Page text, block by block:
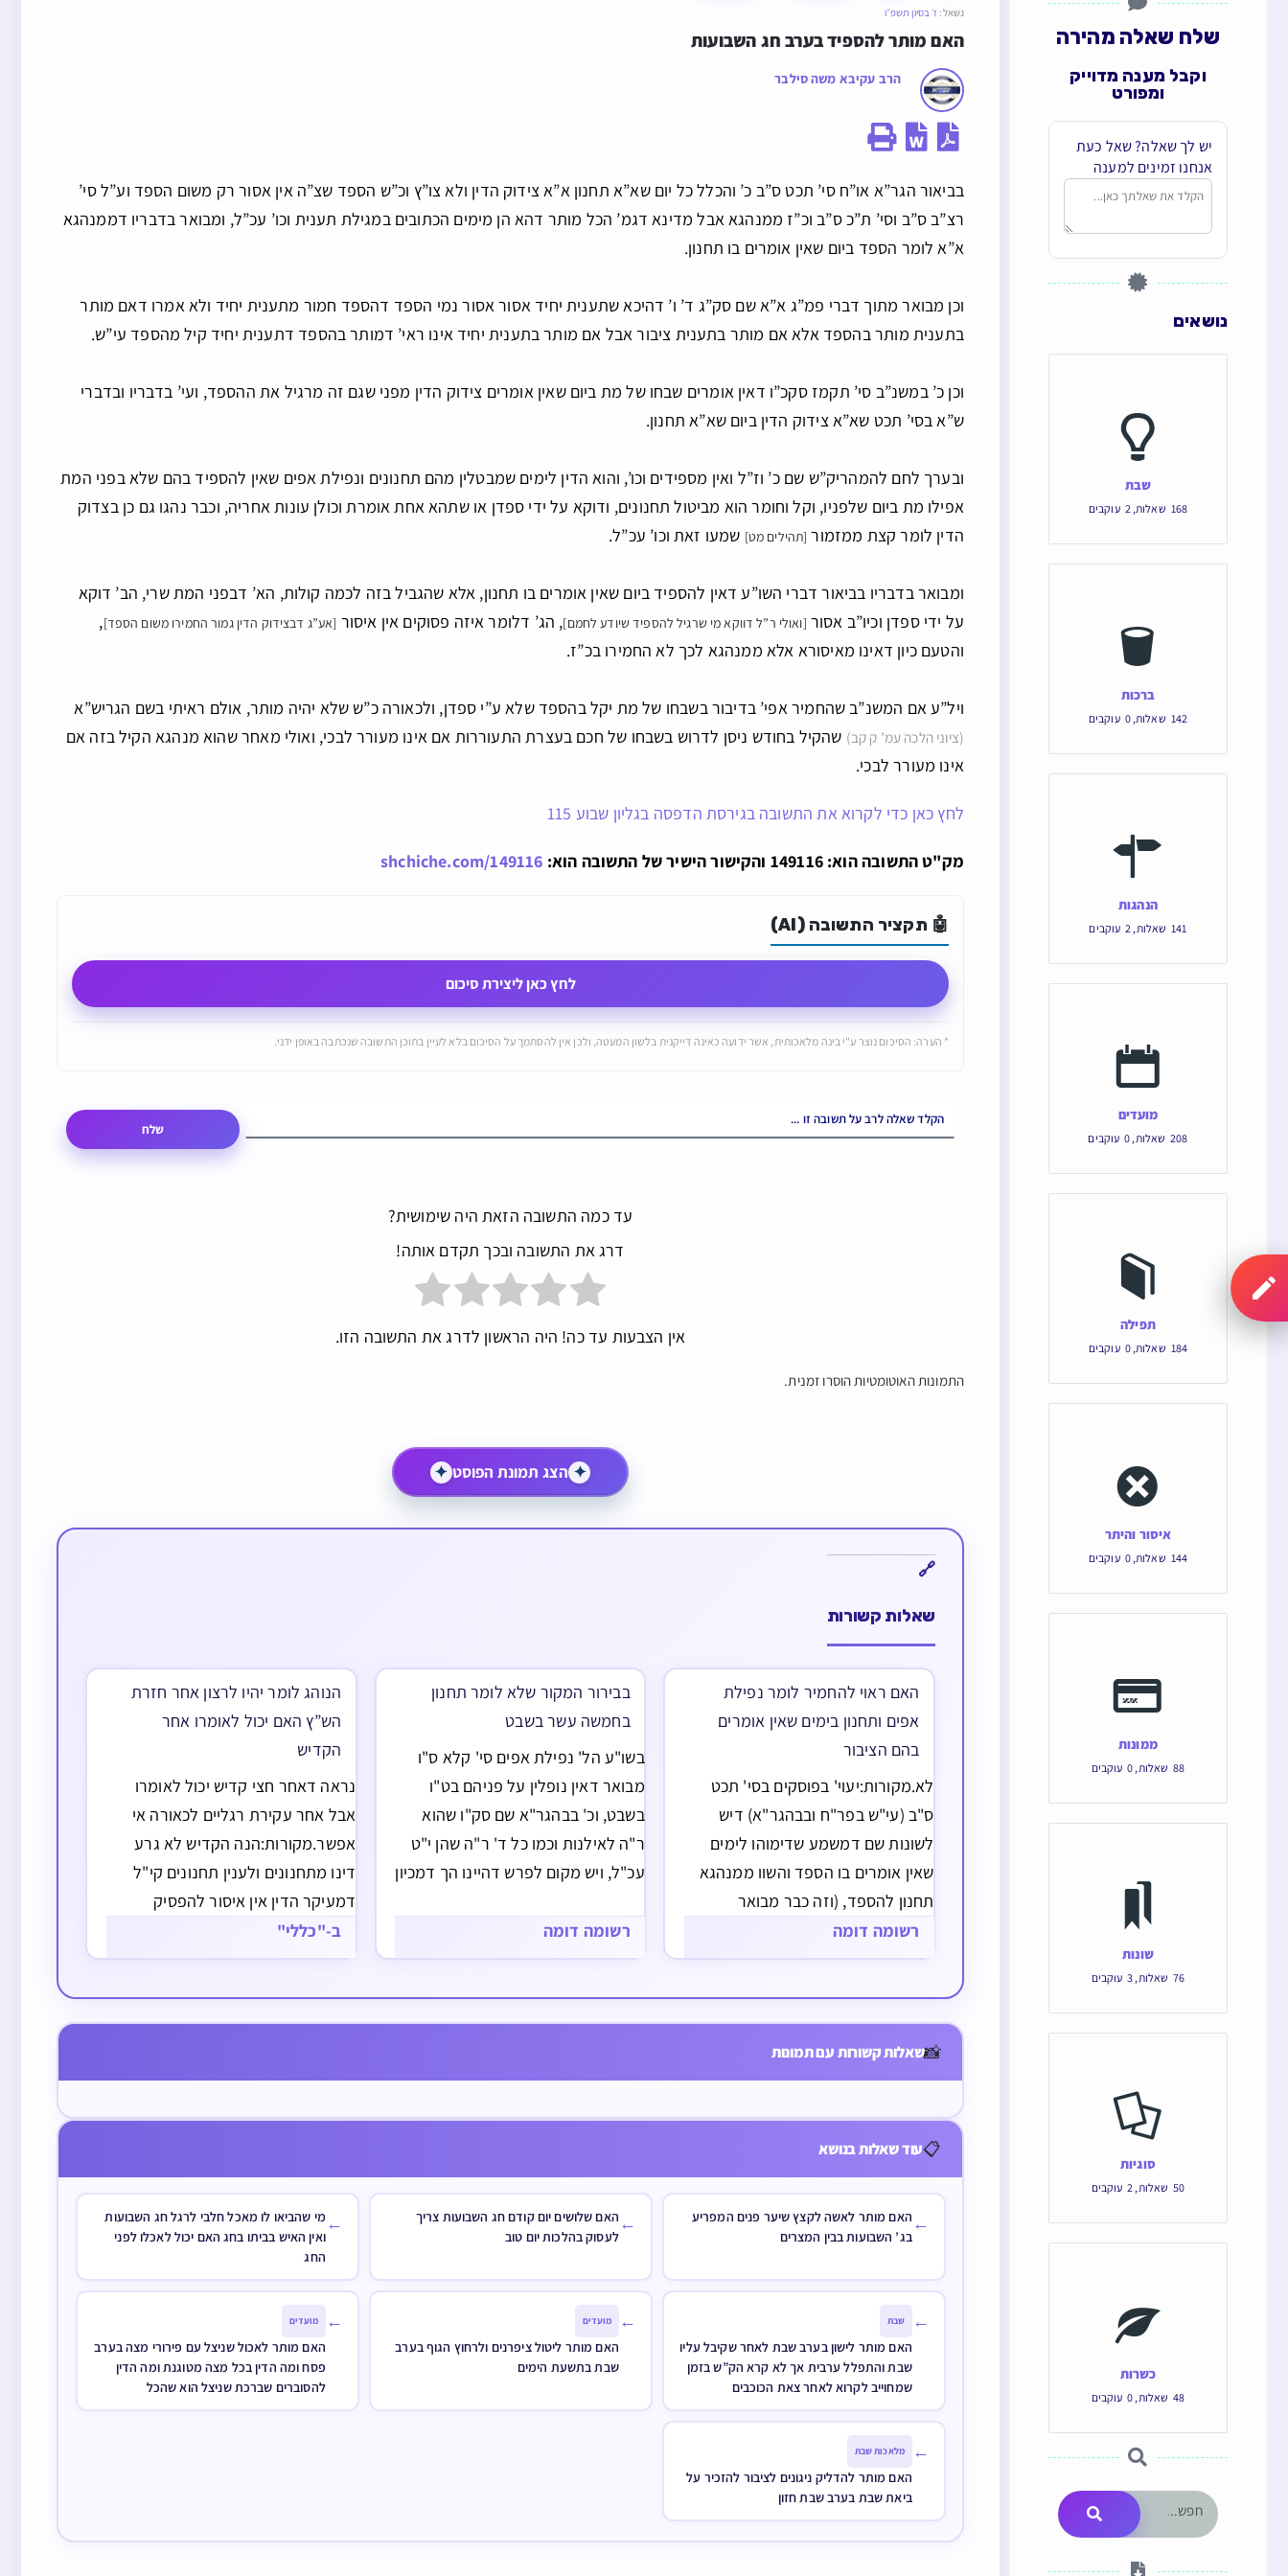
נשאל: ז׳ בסיון תשפ״ו
האם מותר להספיד בערב חג השבועות
הרב עקיבא משה סילבר
בביאור הגר”א או”ח סי’ תכט ס”ב כ’ והכלל כל יום שא”א תחנון א”א צידוק הדין ולא צו”ץ וכ”ש הספד שצ”ה אין אסור רק משום הספד וע”ל סי’
רצ”ב ס”ב וסי’ ת”כ ס”ב וכ”ז ממנהגא אבל מדינא דגמ’ הכל מותר דהא הן מימים הכתובים במגילת תענית וכו’ עכ”ל, ומבואר בדבריו דממנהגא
א”א לומר הספד ביום שאין אומרים בו תחנון.
וכן מבואר מתוך דברי פמ”ג א”א שם סק”ג ד’ ו’ דהיכא שתענית יחיד אסור אסור נמי הספד דהספד חמור מתענית יחיד ולא אמרו דאם מותר
בתענית מותר בהספד אלא אם מותר בתענית ציבור אבל אם מותר בתענית יחיד אינו ראי’ דמותר בהספד דתענית יחיד קיל מהספד עי”ש.
וכן כ’ במשנ”ב סי’ תקמז סקכ”ו דאין אומרים שבחו של מת ביום שאין אומרים צידוק הדין מפני שגם זה מרגיל את ההספד, ועי’ בדבריו ובדברי
ש”א בסי’ תכט שא”א צידוק הדין ביום שא”א תחנון.
ובערך לחם להמהריק”ש שם כ’ וז”ל ואין מספידים וכו’, והוא הדין לימים שמבטלין מהם תחנונים ונפילת אפים שאין להספיד בהם שלא בפני המת
אפילו מת ביום שלפניו, וקל וחומר הוא מביטול תחנונים, ודוקא על ידי ספדן או שתהא אחת אומרת וכולן עונות אחריה, וכבר נהגו גם כן בצדוק
הדין לומר קצת ממזמור [תהילים מט] שמעו זאת וכו’ עכ”ל.
ומבואר בדבריו בביאור דברי השו”ע דאין להספיד ביום שאין אומרים בו תחנון, אלא שהגביל בזה לכמה קולות, הא’ דבפני המת שרי, הב’ דוקא
על ידי ספדן וכיו”ב אסור [ואולי ר”ל דווקא מי שרגיל להספיד שיודע לחמם], הג’ דלומר איזה פסוקים אין איסור [אע”ג דבצידוק הדין גמור החמירו משום הספד],
והטעם כיון דאינו מאיסורא אלא ממנהגא לכך לא החמירו בכ”ז.
ויל”ע אם המשנ”ב שהחמיר אפי’ בדיבור בשבחו של מת יקל בהספד שלא ע”י ספדן, ולכאורה כ”ש שלא יהיה מותר, אולם ראיתי בשם הגריש”א
(ציוני הלכה עמ’ ק קב) שהקיל בחודש ניסן לדרוש בשבחו של חכם בעצרת התעוררות אם אינו מעורר לבכי, ואולי מאחר שהוא מנהגא הקיל בזה אם
אינו מעורר לבכי.
לחץ כאן כדי לקרוא את התשובה בגירסת הדפסה בגליון שבוע 115
מק"ט התשובה הוא: 149116 והקישור הישיר של התשובה הוא: shchiche.com/149116
🤖 תקציר התשובה (AI)
לחץ כאן ליצירת סיכום
* הערה: הסיכום נוצר ע"י בינה מלאכותית, אשר ידועה כאינה דייקנית בלשון המעטה, ולכן אין להסתמך על הסיכום בלא לעיין בתוכן התשובה שנכתבה באופן ידני.
שלח
עד כמה התשובה הזאת היה שימושית?
דרג את התשובה ובכך תקדם אותה!
אין הצבעות עד כה! היה הראשון לדרג את התשובה הזו.
התמונות האוטומטיות הוסרו זמנית.
✦ הצג תמונת הפוסט ✦
שאלות קשורות
האם ראוי להחמיר לומר נפילת
אפים ותחנון בימים שאין אומרים
בהם הציבור
לא.מקורות:יעוי' בפוסקים בסי' תכט
ס"ב (עי"ש בפר"ח ובבהגר"א) דיש
לשונות שם דמשמע שדימוהו לימים
שאין אומרים בו הספד והשוו ממנהגא
תחנון להספד, (וזה כבר מבואר
ברמב"ם דאפי' בשבת ויו"ט איסור
נפילת אפים הוא רק ממנהגא, ומ"מ יש
רשומה דומה
בבירור המקור שלא לומר תחנון
בחמשה עשר בשבט
בשו"ע הל' נפילת אפים סי' קלא ס"ו
מבואר דאין נופלין על פניהם בט"ו
בשבט, וכ' בבהגר"א שם סק"ו שהוא
ר"ה לאילנות וכמו כל ד' ר"ה שהן י"ט
עכ"ל, ויש מקום לפרש דהיינו הך דמכיון
ראשי שנים והם יו"ט א"כ זה מוכיח לנו
שלשון ר"ה…
רשומה דומה
הנוהג לומר יהיו לרצון אחר חזרת
הש”ץ האם יכול לאומרו אחר
הקדיש
נראה דאחר חצי קדיש יכול לאומרו
אבל אחר עקירת רגליים לכאורה אי
אפשר.מקורות:הנה הקדיש לא גרע
דינו מתחנונים ולענין תחנונים קי"ל
דמעיקר הדין אין איסור להפסיק
באמירתן קודם יהיו לרצון, כמבואר
ברמ"א סי' קכב ס"א לגבי אלהי נצור,
ב-"כללי"
📸שאלות קשורות עם תמונות
במקומות שיש לימודים בשאר ימות השנה
📋עוד שאלות בנושא
← האם מותר לאשה לקצץ שיער פנים המפריע
בג’ השבועות בבין המצרים
← האם שלושים יום קודם חג השבועות צריך
לעסוק בהלכות יום טוב
← מי שהביאו לו מאכל חלבי לרגל חג השבועות
ואין האיש בביתו בחג האם יכול לאכלו לפני
החג
← שבת
האם מותר לישון בערב שבת לאחר שקיבל עליו
שבת והתפלל ערבית אך לא קרא הק”ש בזמן
שמחוייב לקרוא לאחר צאת הכוכבים
← מועדים
האם מותר ליטול ציפרנים ולרחוץ הגוף בערב
שבת בתשעת הימים
← מועדים
האם מותר לאכול שניצל עם פירורי מצה בערב
פסח ומה הדין בכל מצה מטוגנת ומה הדין
להסוברים שברכת שניצל הוא שהכל
← מלאכות שבת
האם מותר להדליק ניגונים לציבור להזכיר על
ביאת שבת בערב שבת חזון
שלח שאלה מהירה
וקבל מענה מדוייק
ומפורט
יש לך שאלה? שאל כעת
אנחנו זמינים למענה
נושאים
שבת
168 שאלות,
2 עוקבים
ברכות
142 שאלות,
0 עוקבים
הנהגות
141 שאלות,
2 עוקבים
מועדים
208 שאלות,
0 עוקבים
תפילה
184 שאלות,
0 עוקבים
איסור והיתר
144 שאלות,
0 עוקבים
ממונות
88 שאלות,
0 עוקבים
שונות
76 שאלות,
3 עוקבים
סוגיות
50 שאלות,
2 עוקבים
כשרות
48 שאלות,
0 עוקבים